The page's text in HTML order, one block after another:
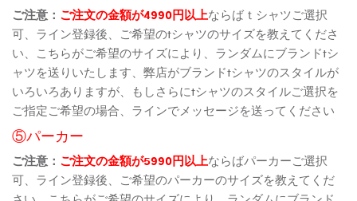
ご注意： ご注文の金額が4990円以上ならばｔシャツご選択
可、ライン登録後、ご希望のtシャツのサイズを教えてくださ
い、こちらがご希望のサイズにより、ランダムにブランドtシ
ャツを送りいたします、弊店がブランドtシャツのスタイルが
いろいろありますが、もしさらにtシャツのスタイルご選択を
ご指定ご希望の場合、ラインでメッセージを送ってください
⑤パーカー
ご注意： ご注文の金額が5990円以上ならばパーカーご選択
可、ライン登録後、ご希望のパーカーのサイズを教えてくだ